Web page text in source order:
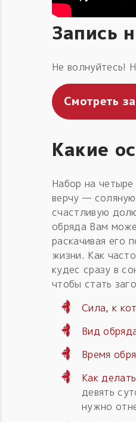
Запись
Не волнуйтесь!
Смотреть
Какие
Набор на
верчу —
счастливую
обряда Вам
раскачивая его
жизни. Как
кудес сразу в
чтобы стать
Сила, к
Вид
Время
Как
девять
нужно